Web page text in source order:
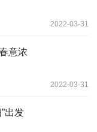
2022-03-31
意浓
2022-03-31
出发